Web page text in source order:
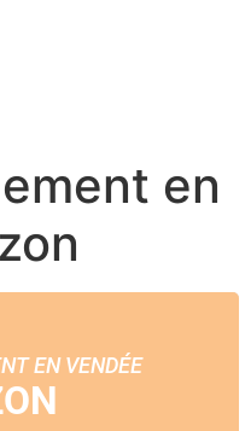
en
EN VENDÉE